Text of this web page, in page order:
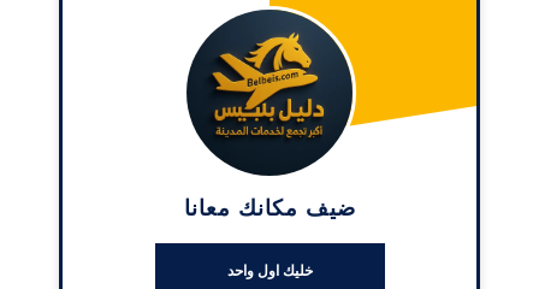
ضيف مكانك معانا
خليك اول واحد